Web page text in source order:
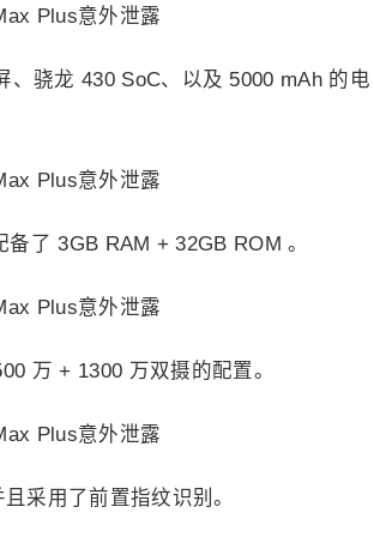
骁龙 430 SoC、以及 5000 mAh 的电
了 3GB RAM + 32GB ROM 。
万 + 1300 万双摄的配置。
采用了前置指纹识别。